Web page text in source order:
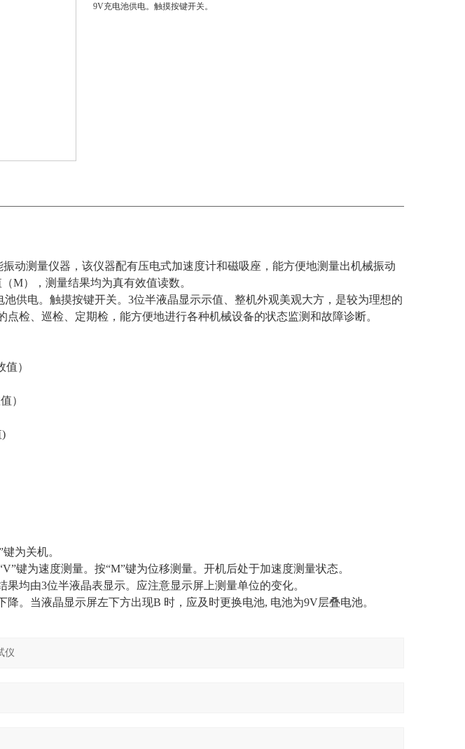
9V充电池供电。触摸按键开关。
动测量仪器，该仪器配有压电式加速度计和磁吸座，能方便地测量出机械振动
M），测量结果均为真有效值读数。
供电。触摸按键开关。3位半液晶显示示值、整机外观美观大方，是较为理想的
检、巡检、定期检，能方便地进行各种机械设备的状态监测和故障诊断。
）
）
)
为关机。
键为速度测量。按“M”键为位移测量。开机后处于加速度测量状态。
均由3位半液晶表显示。应注意显示屏上测量单位的变化。
。当液晶显示屏左下方出现B 时，应及时更换电池, 电池为9V层叠电池。